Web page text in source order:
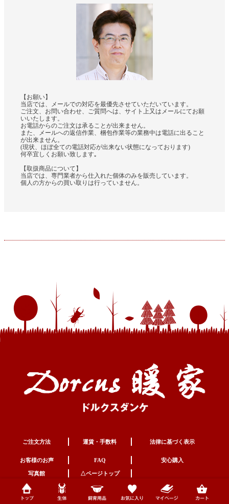
【お願い】
当店では、メールでの対応を最優先させていただいています。
ご注文、お問い合わせ、ご質問へは、サイト上又はメールにてお願
いいたします。
お電話からのご注文は承ることが出来ません。
また、メールへの返信作業、梱包作業等の業務中は電話に出ること
が出来ません。
(現状、ほぼ全ての電話対応が出来ない状態になっております)
何卒宜しくお願い致します｡
【取扱商品について】
当店では、専門業者から仕入れた個体のみを販売しています。
個人の方からの買い取りは行っていません。
ご注文方法 運賃・手数料 法律に基づく表示
お客様のお声 FAQ 安心購入
写真館 △ページトップ